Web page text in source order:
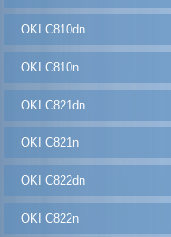
OKI C810dn
OKI C810n
OKI C821dn
OKI C821n
OKI C822dn
OKI C822n